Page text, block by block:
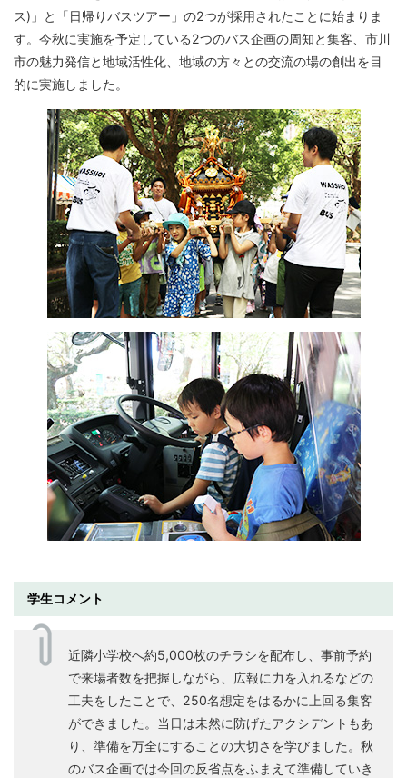
ス)」と「日帰りバスツアー」の2つが採用されたことに始まりま
す。今秋に実施を予定している2つのバス企画の周知と集客、市川
市の魅力発信と地域活性化、地域の方々との交流の場の創出を目
的に実施しました。
学生コメント
近隣小学校へ約5,000枚のチラシを配布し、事前予約
で来場者数を把握しながら、広報に力を入れるなどの
工夫をしたことで、250名想定をはるかに上回る集客
ができました。当日は未然に防げたアクシデントもあ
り、準備を万全にすることの大切さを学びました。秋
のバス企画では今回の反省点をふまえて準備していき